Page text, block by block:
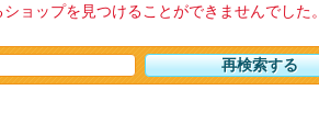
ョップを見つけることができませんでした。
再検索する